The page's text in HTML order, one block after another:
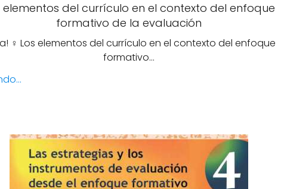
elementos del currículo en el contexto del enfoque
formativo de la evaluación
‍♀️ Los elementos del currículo en el contexto del enfoque
formativo…